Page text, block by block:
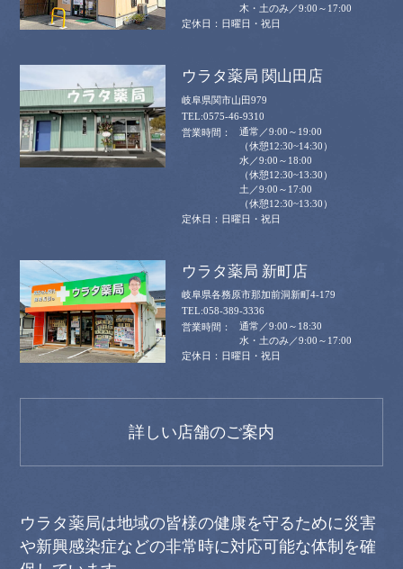
木・土のみ／9:00～17:00
日曜日・祝日
ウラタ薬局 関山田店
岐阜県関市山田979
0575-46-9310
通常／9:00～19:00
（休憩12:30~14:30）
水／9:00～18:00
（休憩12:30~13:30）
土／9:00～17:00
（休憩12:30~13:30）
日曜日・祝日
ウラタ薬局 新町店
岐阜県各務原市那加前洞新町4-179
058-389-3336
通常／9:00～18:30
水・土のみ／9:00～17:00
日曜日・祝日
詳しい店舗のご案内
ウラタ薬局は地域の皆様の健康を守るために災害
や新興感染症などの非常時に対応可能な体制を確